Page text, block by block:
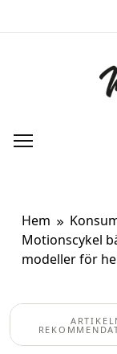
Hem
Motionscykel
modeller för